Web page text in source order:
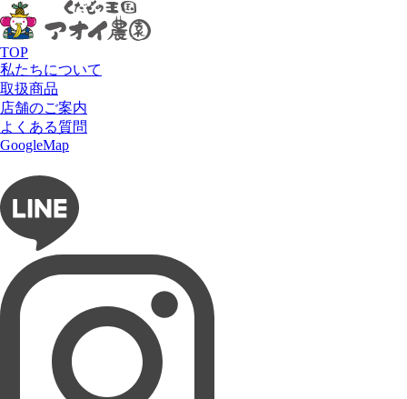
TOP
私たちについて
取扱商品
フルーツショップ アオイ農園
タルト専門店 Lumière du ciel
ネットショップ 愛の果実
店舗のご案内
よくある質問
GoogleMap
HOME メニュー